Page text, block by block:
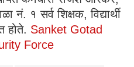
१ सर्व शिक्षक, विद्यार्थी
होते. Sanket Gotad
Force